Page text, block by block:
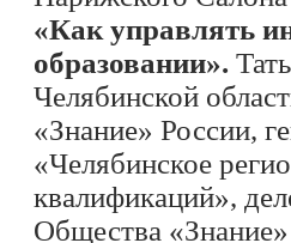
«Как управлять
образовании».
Челябинской
«Знание» России,
«Челябинское
квалификаций»,
Общества